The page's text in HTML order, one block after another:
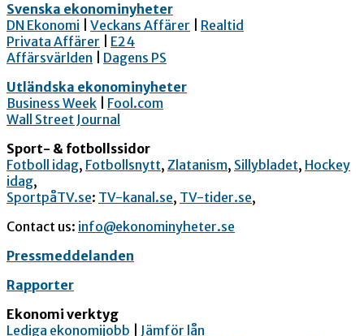
Svenska ekonominyheter
DN Ekonomi
Veckans Affärer
Realtid
Privata Affärer
E24
Affärsvärlden
Dagens PS
Utländska ekonominyheter
Business Week
Fool.com
Wall Street Journal
Sport- & fotbollssidor
Fotboll idag, Fotbollsnytt, Zlatanism, Sillybladet, Hockey
idag,
SportpåTV.se: TV-kanal.se, TV-tider.se,
Contact us: info@ekonominyheter.se
Pressmeddelanden
Rapporter
Ekonomi verktyg
Lediga ekonomijobb
Jämför lån